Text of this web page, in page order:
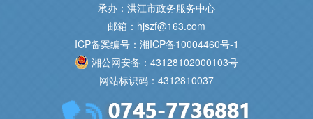
承办：洪江市政务服务中心
邮箱：hjszf@163.com
ICP备案编号：湘ICP备10004460号-1
湘公网安备：43128102000103号
网站标识码：4312810037